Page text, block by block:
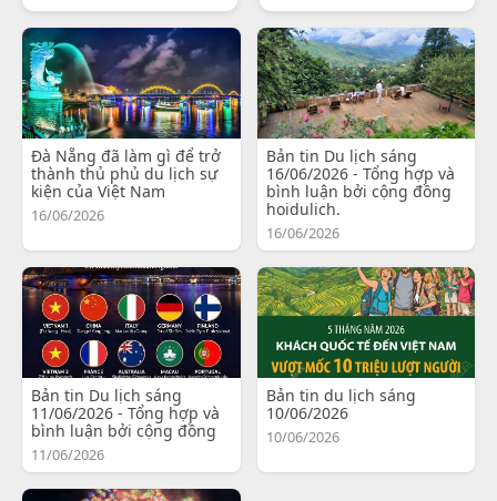
Đà Nẵng đã làm gì để trở
thành thủ phủ du lịch sự
kiện của Việt Nam
16/06/2026
Bản tin Du lịch sáng
16/06/2026 - Tổng hợp và
bình luận bởi cộng đồng
hoidulich.
16/06/2026
Bản tin Du lịch sáng
11/06/2026 - Tổng hợp và
bình luận bởi cộng đồng
11/06/2026
Bản tin du lịch sáng
10/06/2026
10/06/2026